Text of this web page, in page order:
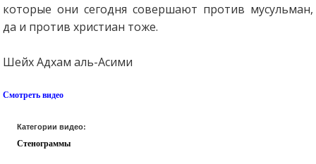
Категории видео:
Стенограммы
которые они сегодня совершают против мусульман,
да и против христиан тоже.
Шейх Адхам аль-Асими
Смотреть видео